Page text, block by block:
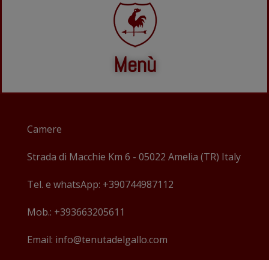
Menù
Camere
Strada di Macchie Km 6 - 05022 Amelia (TR) Italy
Tel. e whatsApp: +390744987112
Mob.: +393663205611
Email: info@tenutadelgallo.com